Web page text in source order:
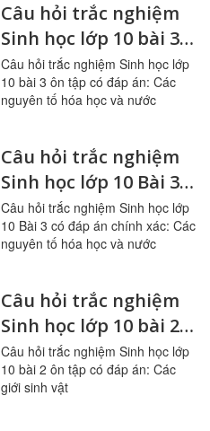
Câu hỏi trắc nghiệm
Sinh học lớp 10 bài 3
ôn tập: Các nguyên tố
hóa học và nước
Câu hỏi trắc nghiệm Sinh học lớp
10 bài 3 ôn tập có đáp án: Các
nguyên tố hóa học và nước
Câu hỏi trắc nghiệm
Sinh học lớp 10 Bài 3
có đáp án: Các nguyên
tố hóa học và nước
Câu hỏi trắc nghiệm Sinh học lớp
10 Bài 3 có đáp án chính xác: Các
nguyên tố hóa học và nước
Câu hỏi trắc nghiệm
Sinh học lớp 10 bài 2
ôn tập: Các giới sinh
vật
Câu hỏi trắc nghiệm Sinh học lớp
10 bài 2 ôn tập có đáp án: Các
giới sinh vật